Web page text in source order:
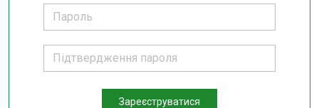
Зареєструватися